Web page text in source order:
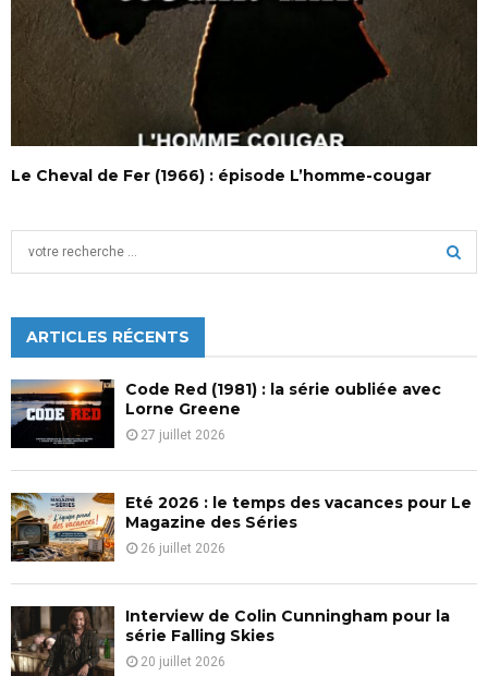
Le Cheval de Fer (1966) : épisode L’homme-cougar
h
f
o
r
:
C
H
ARTICLES RÉCENTS
Code Red (1981) : la série oubliée avec
Lorne Greene
27 juillet 2026
Eté 2026 : le temps des vacances pour Le
Magazine des Séries
26 juillet 2026
Interview de Colin Cunningham pour la
série Falling Skies
20 juillet 2026